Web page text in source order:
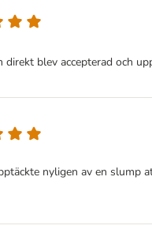
blev accepterad och
nyligen av en